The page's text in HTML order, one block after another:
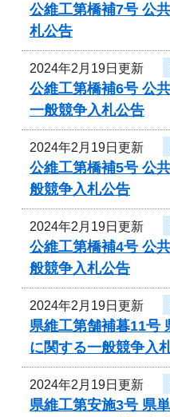
公維工第橋補7号 公
札公告
2024年2月19日更新
公維工第橋補6号 公
一般競争入札公告
2024年2月19日更新
公維工第橋補5号 公
般競争入札公告
2024年2月19日更新
公維工第橋補4号 公
般競争入札公告
2024年2月19日更新
県維工第舗補暮11号
に関する一般競争入
2024年2月19日更新
県維工第安施3号 県